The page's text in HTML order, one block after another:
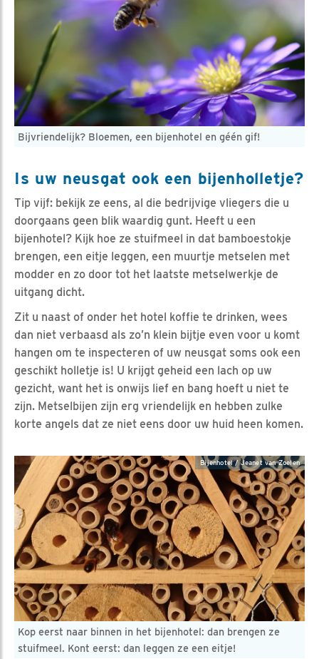
Bijvriendelijk? Bloemen, een bijenhotel en géén gif!
Is uw neusgat ook een bijenholletje?
Tip vijf: bekijk ze eens, al die bedrijvige vliegers die u
doorgaans geen blik waardig gunt. Heeft u een
bijenhotel? Kijk hoe ze stuifmeel in dat bamboestokje
brengen, een eitje leggen, een muurtje metselen met
modder en zo door tot het laatste metselwerkje de
uitgang dicht.
Zit u naast of onder het hotel koffie te drinken, wees
dan niet verbaasd als zo’n klein bijtje even voor u komt
hangen om te inspecteren of uw neusgat soms ook een
geschikt holletje is! U krijgt geheid een lach op uw
gezicht, want het is onwijs lief en bang hoeft u niet te
zijn. Metselbijen zijn erg vriendelijk en hebben zulke
korte angels dat ze niet eens door uw huid heen komen.
Kop eerst naar binnen in het bijenhotel: dan brengen ze
stuifmeel. Kont eerst: dan leggen ze een eitje!
Bijenhotel / Jeanet van Zoelen